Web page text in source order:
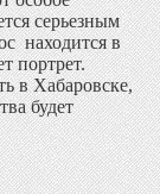
серьезным
находится в
портрет.
в Хабаровске,
будет